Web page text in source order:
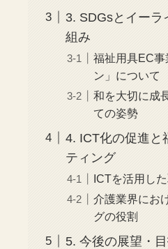
3. SDGsとイーラ
組み
福祉用具EC
ン」について
和を大切に成
ての姿勢
4. ICT化の促進と
ティング
ICTを活用し
介護業界にお
グの役割
5. 今後の展望・